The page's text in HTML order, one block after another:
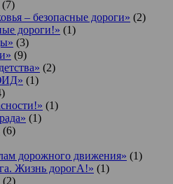
(7)
– безопасные дороги» (2)
дороги!» (1)
(3)
(9)
(2)
(1)
(1)
(1)
(6)
дорожного движения» (1)
Жизнь дорогА!» (1)
(2)